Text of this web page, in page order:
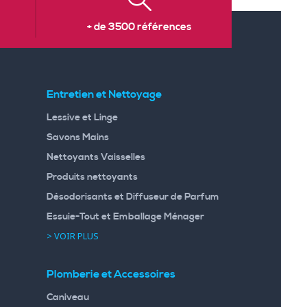
+ de 3500 références
Entretien et Nettoyage
Lessive et Linge
Savons Mains
Nettoyants Vaisselles
Produits nettoyants
Désodorisants et Diffuseur de Parfum
Essuie-Tout et Emballage Ménager
> VOIR PLUS
Plomberie et Accessoires
Caniveau